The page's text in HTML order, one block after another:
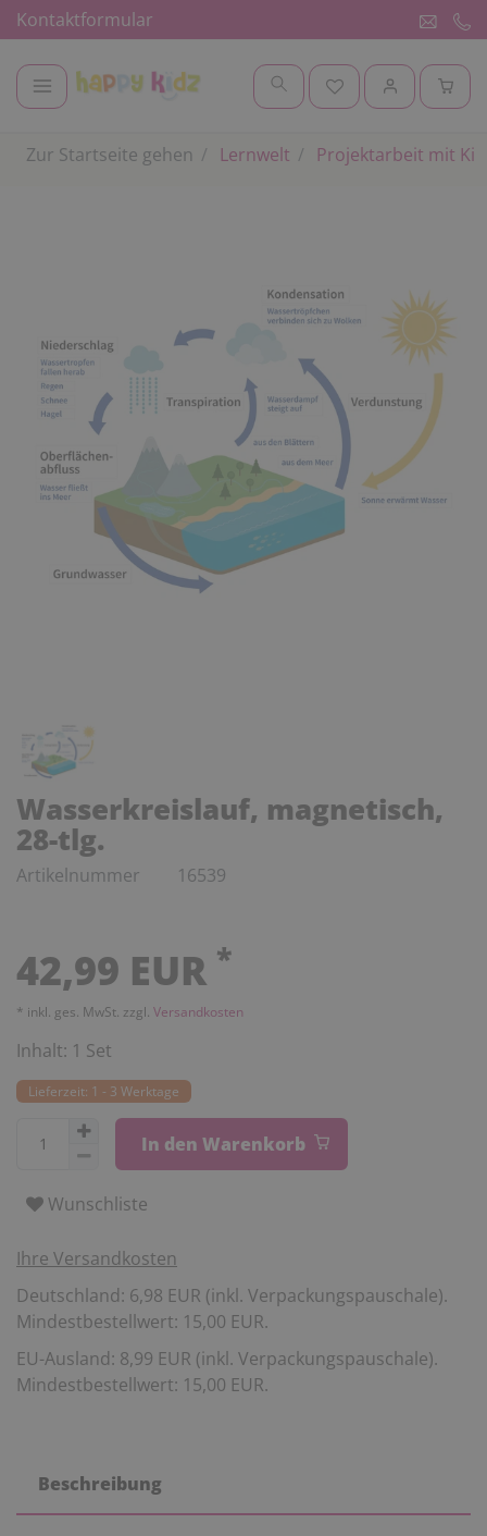
Kontaktformular
Zur Startseite gehen Lernwelt Projektarbeit mit
Wasserkreislauf, magnetisch,
28-tlg.
Artikelnummer 16539
42,99 EUR *
* inkl. ges. MwSt. zzgl. Versandkosten
Inhalt: 1 Set
Lieferzeit: 1 - 3 Werktage
In den Warenkorb
Wunschliste
Ihre Versandkosten
Deutschland: 6,98 EUR (inkl. Verpackungspauschale).
Mindestbestellwert: 15,00 EUR.
EU-Ausland: 8,99 EUR (inkl. Verpackungspauschale).
Mindestbestellwert: 15,00 EUR.
Beschreibung